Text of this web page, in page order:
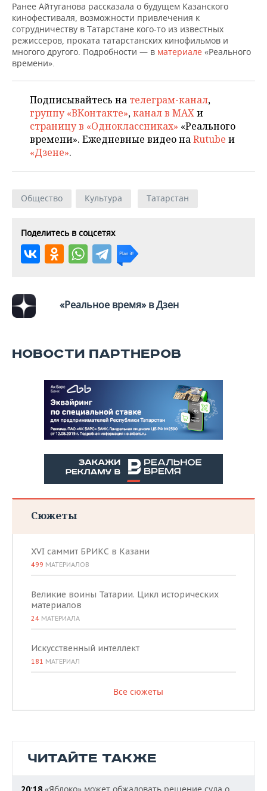
ХОККЕЙ С МЯЧОМ
ПРОИСШЕСТВИЯ
Ранее Айтуганова рассказала о будущем Казанского
кинофестиваля, возможности привлечения к
сотрудничеству в Татарстане кого-то из известных
режиссеров, проката татарстанских кинофильмов и
многого другого. Подробности — в материале «Реального
времени».
Подписывайтесь на телеграм-канал,
группу «ВКонтакте»,канал в MAXи
страницу в «Одноклассниках» «Реального
времени». Ежедневные видео наRutube и
«Дзене».
Общество Культура Татарстан
Поделитесь в соцсетях
«Реальное время» в Дзен
НОВОСТИ ПАРТНЕРОВ
Сюжеты
XVI саммит БРИКС в Казани
499 МАТЕРИАЛОВ
Великие воины Татарии. Цикл исторических
материалов
24 МАТЕРИАЛА
Искусственный интеллект
181 МАТЕРИАЛ
Все сюжеты
ЧИТАЙТЕ ТАКЖЕ